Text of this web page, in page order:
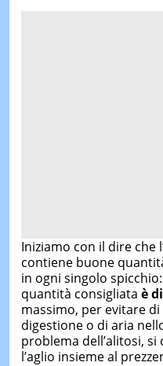
Iniziamo con il dire che
contiene buone
in ogni singolo
quantità consigliata è
massimo, per evitare
digestione o di aria
problema dell’alitosi,
l’aglio insieme al